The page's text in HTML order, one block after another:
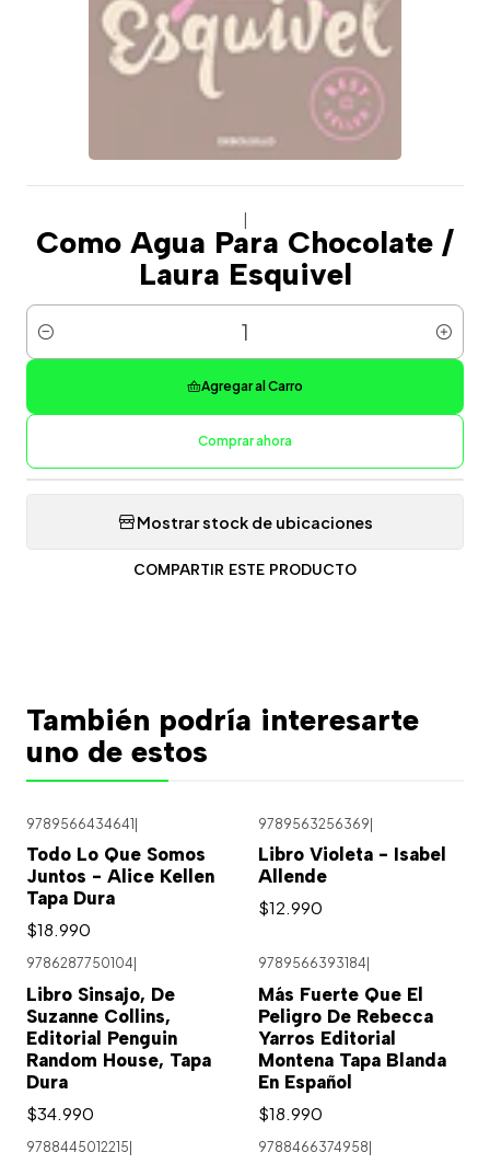
Como Agua Para Chocolate /
Laura Esquivel
Cantidad
Agregar al Carro
Comprar ahora
Mostrar stock de ubicaciones
COMPARTIR ESTE PRODUCTO
También podría interesarte
uno de estos
9789566434641
Todo Lo Que Somos
Juntos - Alice Kellen
Tapa Dura
$18.990
9789563256369
Libro Violeta - Isabel
Allende
$12.990
9786287750104
Libro Sinsajo, De
Suzanne Collins,
Editorial Penguin
Random House, Tapa
Dura
$34.990
9789566393184
Más Fuerte Que El
Peligro De Rebecca
Yarros Editorial
Montena Tapa Blanda
En Español
$18.990
9788445012215 9788466374958